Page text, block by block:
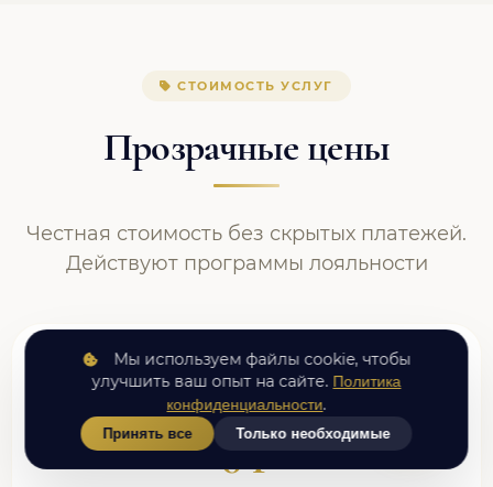
СТОИМОСТЬ УСЛУГ
Прозрачные цены
Честная стоимость без скрытых платежей.
Действуют программы лояльности
Первичная консультация
0 ₽
Мы используем файлы cookie, чтобы
улучшить ваш опыт на сайте. Политика
конфиденциальности.
Принять все Только необходимые